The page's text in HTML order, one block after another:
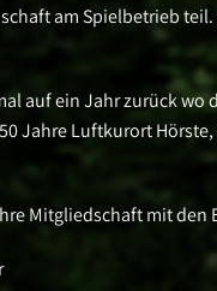
am Spielbetrieb
auf ein Jahr zurück wo
Jahre Luftkurort
Mitgliedschaft mit